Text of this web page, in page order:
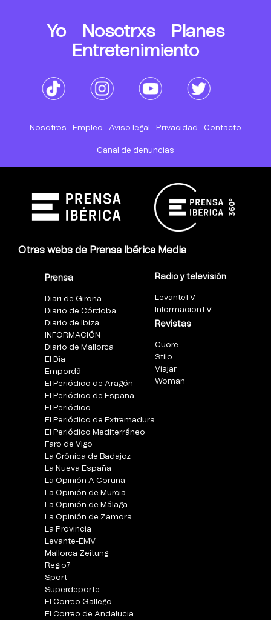
Yo Nosotrxs
Planes
Entretenimiento
Nosotros Empleo Aviso legal Privacidad Contacto
Canal de denuncias
Otras webs de Prensa Ibérica Media
Prensa
Diari de Girona
Diario de Córdoba
Diario de Ibiza
INFORMACIÓN
Diario de Mallorca
El Día
Empordà
El Periódico de Aragón
El Periódico de España
El Periódico
El Periódico de Extremadura
El Periódico Mediterráneo
Faro de Vigo
La Crónica de Badajoz
La Nueva España
La Opinión A Coruña
La Opinión de Murcia
La Opinión de Málaga
La Opinión de Zamora
La Provincia
Levante-EMV
Mallorca Zeitung
Regio7
Sport
Superdeporte
El Correo Gallego
El Correo de Andalucia
Radio y televisión
LevanteTV
InformacionTV
Revistas
Cuore
Stilo
Viajar
Woman